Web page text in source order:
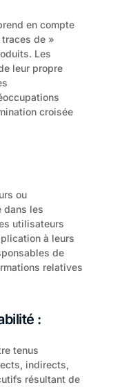
en compte
de »
Les
leur propre
croisée
ou
dans les
utilisateurs
à leurs
de
relatives
:
tenus
indirects,
résultant de